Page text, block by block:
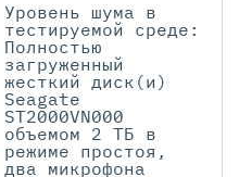
Уровень шума в
тестируемой среде:
Полностью
загруженный
жесткий диск(и)
Seagate
ST2000VN000
объемом 2 ТБ в
режиме простоя,
два микрофона